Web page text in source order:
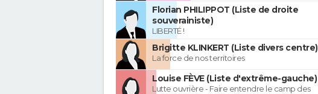
Florian PHILIPPOT (Liste de droite
souverainiste)
LIBERTÉ !
Brigitte KLINKERT (Liste divers centre)
La force de nos territoires
Louise FÈVE (Liste d'extrême-gauche)
Lutte ouvrière - Faire entendre le camp des